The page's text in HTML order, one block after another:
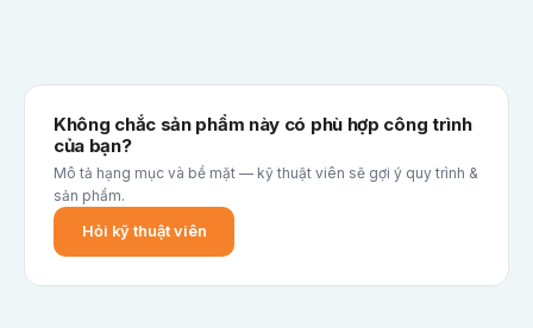
Không chắc sản phẩm này có phù hợp công trình
của bạn?
Mô tả hạng mục và bề mặt — kỹ thuật viên sẽ gợi ý quy trình &
sản phẩm.
Hỏi kỹ thuật viên